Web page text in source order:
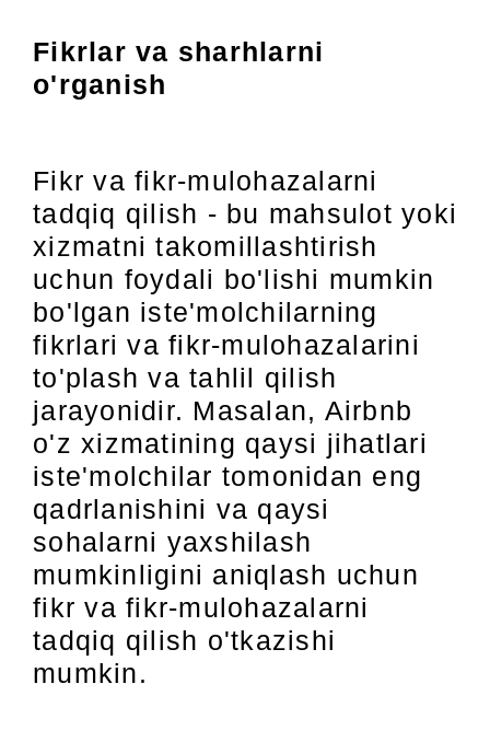
Fikrlar va sharhlarni
o'rganish
Fikr va fikr-mulohazalarni
tadqiq qilish - bu mahsulot yoki
xizmatni takomillashtirish
uchun foydali bo'lishi mumkin
bo'lgan iste'molchilarning
fikrlari va fikr-mulohazalarini
to'plash va tahlil qilish
jarayonidir. Masalan, Airbnb
o'z xizmatining qaysi jihatlari
iste'molchilar tomonidan eng
qadrlanishini va qaysi
sohalarni yaxshilash
mumkinligini aniqlash uchun
fikr va fikr-mulohazalarni
tadqiq qilish o'tkazishi
mumkin.